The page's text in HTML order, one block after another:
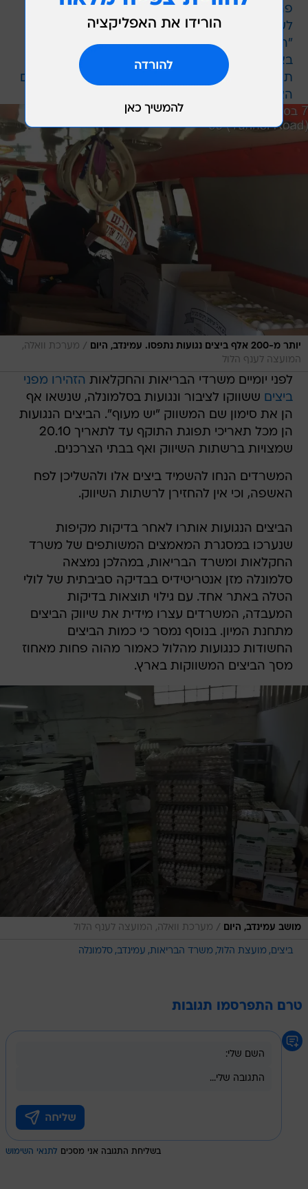
פרשת הצוללות: מעצר ראש הסגל של נתניהו
לשעבר הוארך ב-5 ימים
"הרס מוחלט": הוריקן "אירמה" מותיר חורבן ומוות
באיי הקריביים
תקיפה רועשת בלב סוריה: המסר ששומר על הקווים
האדומים של ישראל
יותר מ-200 אלף ביצים נגועות נתפסו. עמינדב, היום / מערכת וואלה,
המועצה לענף הלול
לפני יומיים משרדי הבריאות והחקלאות הזהירו מפני
ביצים ששווקו לציבור ונגועות בסלמונלה, שנשאו אף
הן את סימון שם המשווק "יש מעוף". הביצים הנגועות
הן מכל תאריכי תפוגת התוקף עד לתאריך 20.10
שמצויות ברשתות השיווק ואף בבתי הצרכנים.
המשרדים הנחו להשמיד ביצים אלו ולהשליכן לפח
האשפה, וכי אין להחזירן לרשתות השיווק.
הביצים הנגועות אותרו לאחר בדיקות מקיפות
שנערכו במסגרת המאמצים המשותפים של משרד
החקלאות ומשרד הבריאות, במהלכן נמצאה
סלמונלה מזן אנטריטידיס בבדיקה סביבתית של לולי
הטלה באתר אחד. עם גילוי תוצאות בדיקות
המעבדה, המשרדים עצרו מידית את שיווק הביצים
מתחנת המיון. בנוסף נמסר כי כמות הביצים
החשודות כנגועות מהלול כאמור מהוה פחות מאחוז
מסך הביצים המשווקות בארץ.
מושב עמינדב, היום / מערכת וואלה, המועצה לענף הלול
ביצים מועצת הלול משרד הבריאות עמינדב סלמונלה
טרם התפרסמו תגובות
בשליחת התגובה אני מסכים לתנאי השימוש